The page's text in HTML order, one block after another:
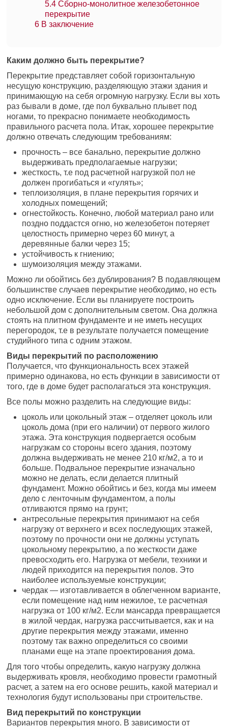
5.4 Сборно-монолитное железобетонное
перекрытие
6 В заключение
Каким должно быть перекрытие?
Перекрытие представляет собой горизонтальную
несущую конструкцию, разделяющую этажи здания и
принимающую на себя огромную нагрузку. Если вы хоть
раз бывали в доме, где пол буквально плывет под
ногами, то прекрасно понимаете необходимость
правильного расчета пола. Итак, хорошее перекрытие
должно отвечать следующим требованиям:
прочность – все банально, перекрытие должно
выдерживать предполагаемые нагрузки;
жесткость, т.е под расчетной нагрузкой пол не
должен прогибаться и «гулять»;
теплоизоляция, в плане перекрытия горячих и
холодных помещений;
огнестойкость. Конечно, любой материал рано или
поздно поддастся огню, но железобетон потеряет
целостность примерно через 60 минут, а
деревянные балки через 15;
устойчивость к гниению;
шумоизоляция между этажами.
Можно ли обойтись без дублирования? В подавляющем
большинстве случаев перекрытие необходимо, но есть
одно исключение. Если вы планируете построить
небольшой дом с дополнительным светом. Она должна
стоять на плитном фундаменте и не иметь несущих
перегородок, т.е в результате получается помещение
студийного типа с одним этажом.
Виды перекрытий по расположению
Получается, что функциональность всех этажей
примерно одинакова, но есть функции в зависимости от
того, где в доме будет располагаться эта конструкция.
Все полы можно разделить на следующие виды:
цоколь или цокольный этаж – отделяет цоколь или
цоколь дома (при его наличии) от первого жилого
этажа. Эта конструкция подвергается особым
нагрузкам со стороны всего здания, поэтому
должна выдерживать не менее 210 кг/м2, а то и
больше. Подвальное перекрытие изначально
можно не делать, если делается плитный
фундамент. Можно обойтись и без, когда мы имеем
дело с ленточным фундаментом, а полы
отливаются прямо на грунт;
антресольные перекрытия принимают на себя
нагрузку от верхнего и всех последующих этажей,
поэтому по прочности они не должны уступать
цокольному перекрытию, а по жесткости даже
превосходить его. Нагрузка от мебели, техники и
людей приходится на перекрытия полов. Это
наиболее используемые конструкции;
чердак — изготавливается в облегченном варианте,
если помещение над ним нежилое, т.е расчетная
нагрузка от 100 кг/м2. Если мансарда превращается
в жилой чердак, нагрузка рассчитывается, как и на
другие перекрытия между этажами, именно
поэтому так важно определиться со своими
планами еще на этапе проектирования дома.
Для того чтобы определить, какую нагрузку должна
выдерживать кровля, необходимо провести грамотный
расчет, а затем на его основе решить, какой материал и
технология будут использованы при строительстве.
Вид перекрытий по конструкции
Вариантов перекрытия много. В зависимости от